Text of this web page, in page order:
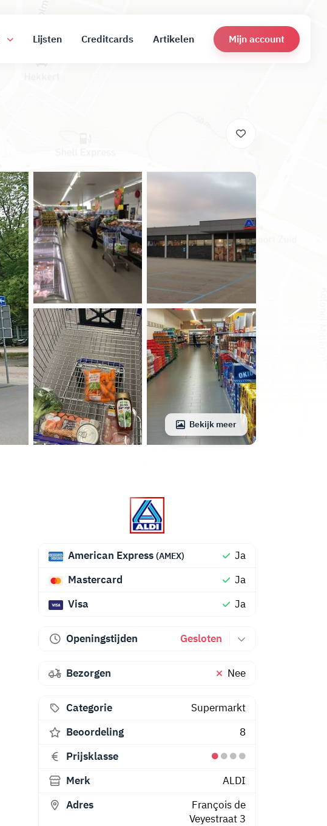
Lijsten Creditcards Artikelen Mijn account
Bekijk meer
American Express (AMEX)
Ja
Mastercard
Ja
Visa
Ja
Openingstijden Gesloten
Bezorgen Nee
Categorie
Supermarkt
Beoordeling
8
Prijsklasse
Merk
ALDI
Adres
François de
Veyestraat 3